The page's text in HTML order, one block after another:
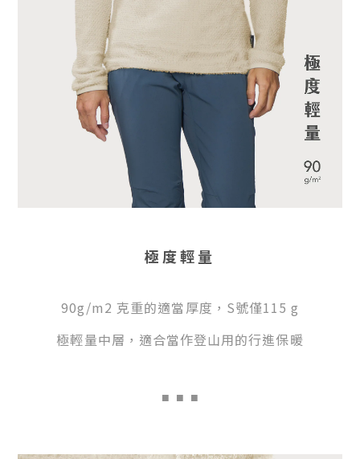
極度輕量
90g/m2 克重的適當厚度，S號僅115 g
極輕量中層，適合當作登山用的行進保暖
■ ■ ■